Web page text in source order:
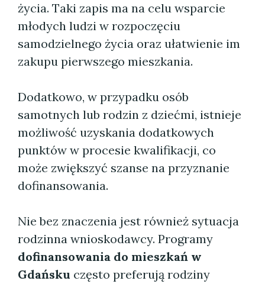
życia. Taki zapis ma na celu wsparcie
młodych ludzi w rozpoczęciu
samodzielnego życia oraz ułatwienie im
zakupu pierwszego mieszkania.
Dodatkowo, w przypadku osób
samotnych lub rodzin z dziećmi, istnieje
możliwość uzyskania dodatkowych
punktów w procesie kwalifikacji, co
może zwiększyć szanse na przyznanie
dofinansowania.
Nie bez znaczenia jest również sytuacja
rodzinna wnioskodawcy. Programy
dofinansowania do mieszkań w
Gdańsku często preferują rodziny